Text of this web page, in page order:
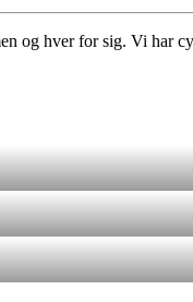
og hver for sig. Vi har